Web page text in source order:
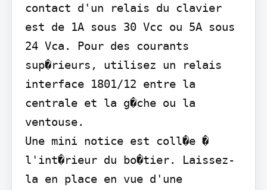
contact d'un relais du clavier
est de 1A sous 30 Vcc ou 5A sous
24 Vca. Pour des courants
sup�rieurs, utilisez un relais
interface 1801/12 entre la
centrale et la g�che ou la
ventouse.
Une mini notice est coll�e �
l'int�rieur du bo�tier. Laissez-
la en place en vue d'une